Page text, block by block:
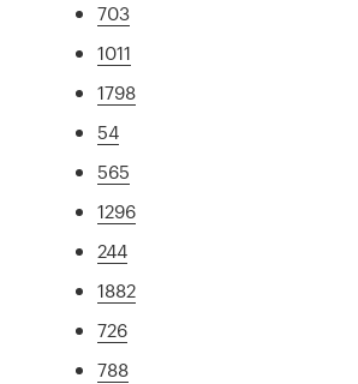
703
1011
1798
54
565
1296
244
1882
726
788